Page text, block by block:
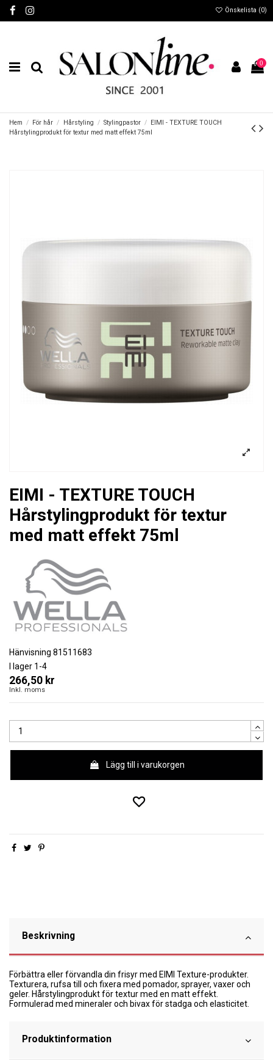
Önskelista (0)
0
Hem För hår Hårstyling Stylingpastor
EIMI - TEXTURE TOUCH
Hårstylingprodukt för textur med matt effekt 75ml
EIMI - TEXTURE TOUCH
Hårstylingprodukt för textur
med matt effekt 75ml
Hänvisning 81511683
I lager 1-4
266,50 kr
Inkl. moms
Lägg till i varukorgen
Beskrivning
Förbättra eller förvandla din frisyr med EIMI Texture-produkter.
Texturera, rufsa till och fixera med pomador, sprayer, vaxer och
geler. Hårstylingprodukt för textur med en matt effekt.
Formulerad med mineraler och bivax för stadga och elasticitet.
Produktinformation